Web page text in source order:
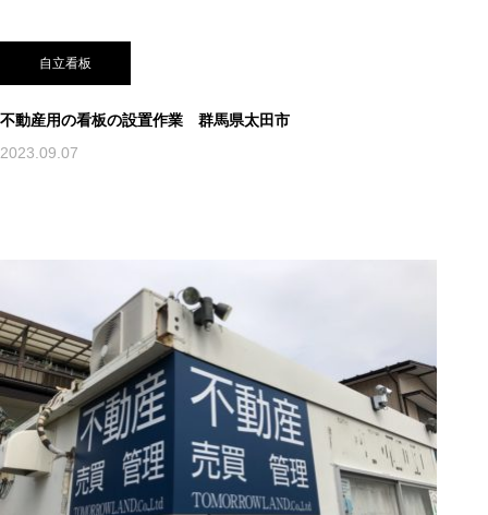
自立看板
不動産用の看板の設置作業 群馬県太田市
2023.09.07